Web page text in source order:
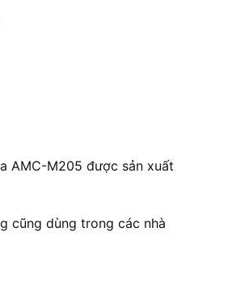
AMC-M205 được sản xuất
cũng dùng trong các nhà